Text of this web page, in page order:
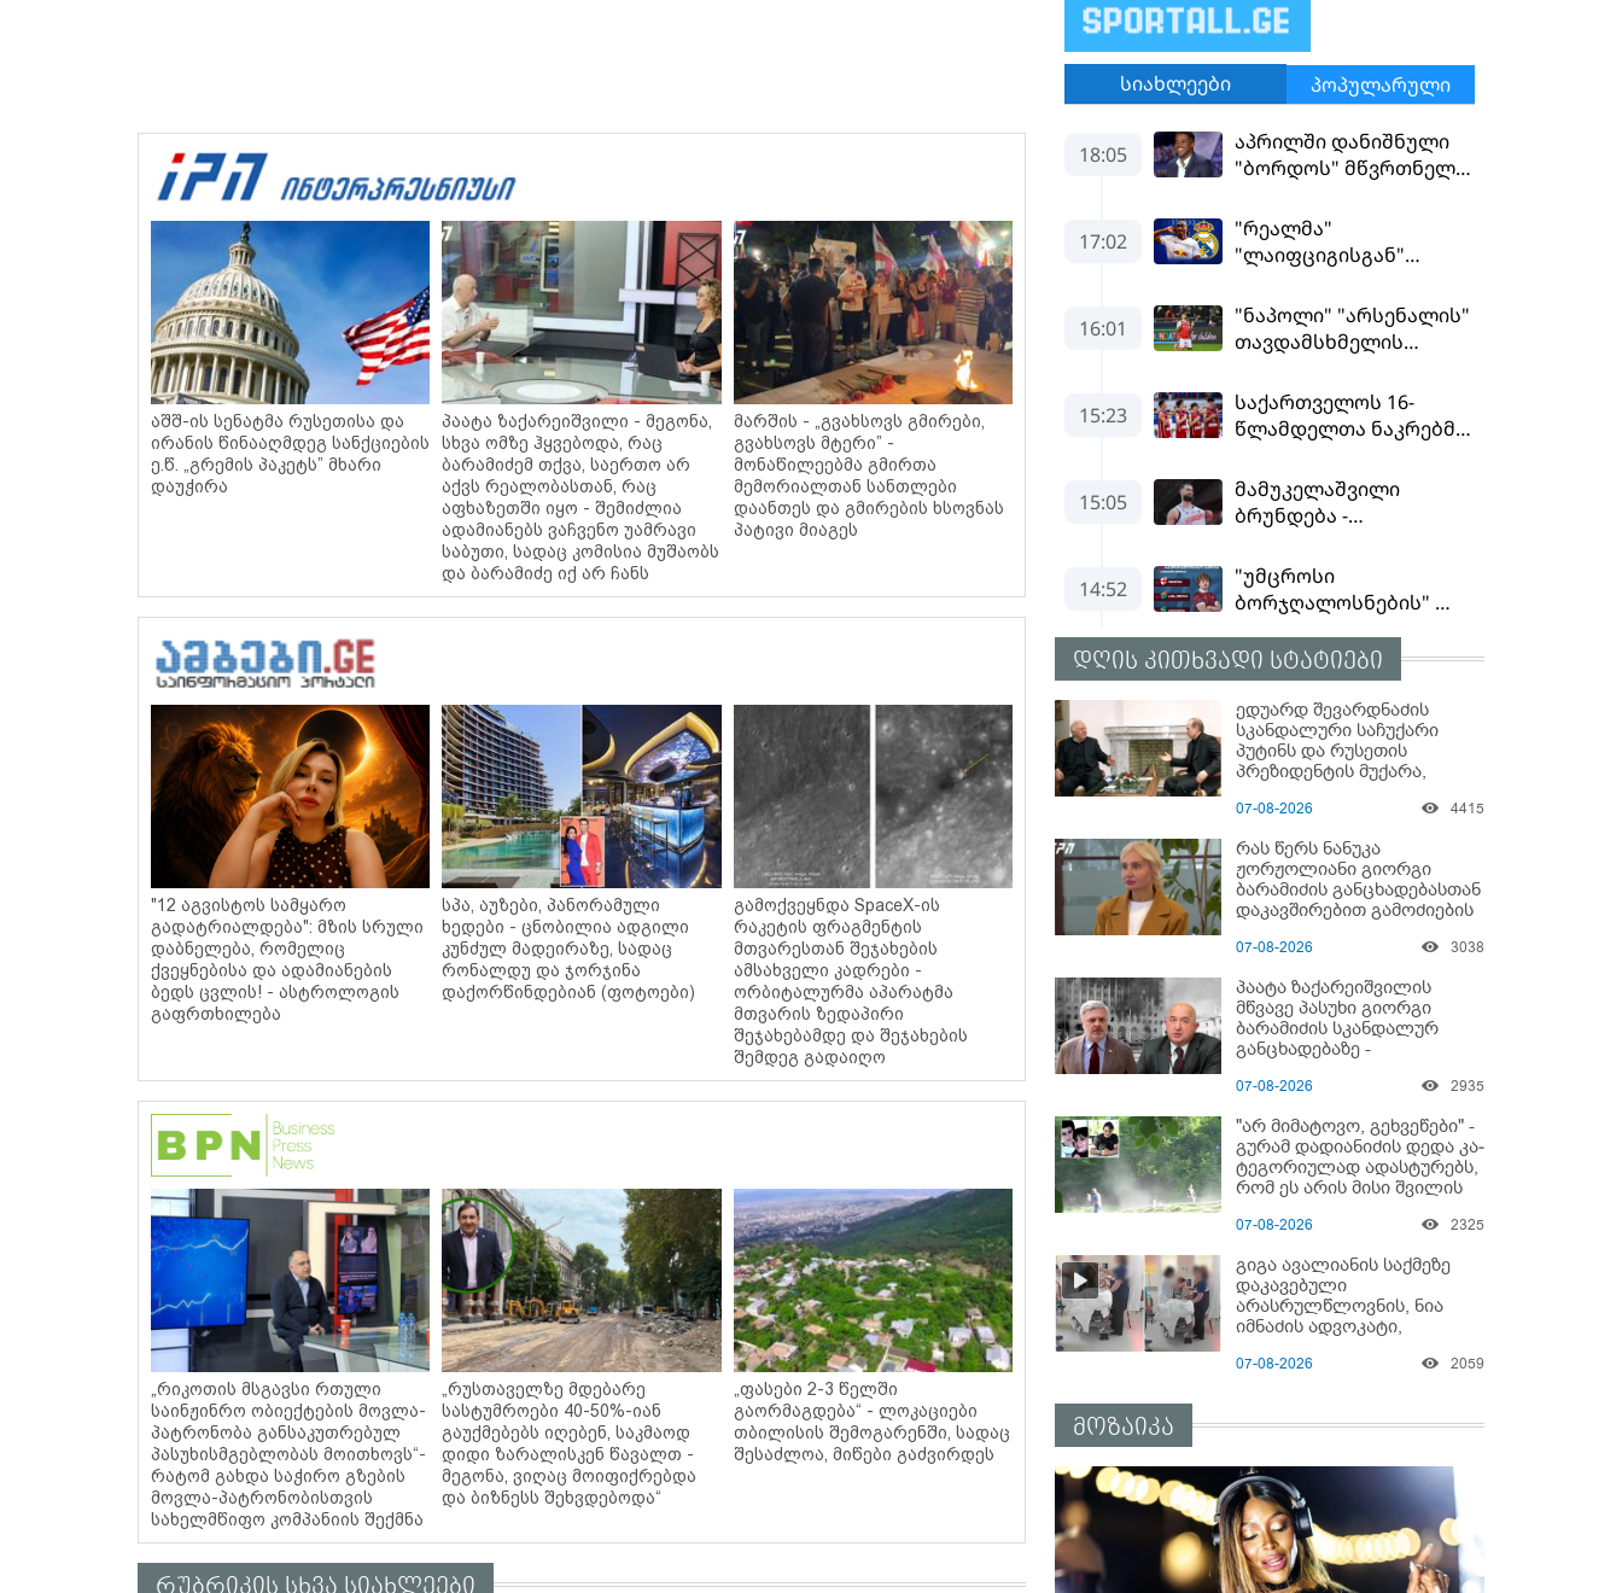
აშშ-ის სენატმა რუსეთისა და
ირანის წინააღმდეგ სანქციების
ე.წ. „გრემის პაკეტს” მხარი
დაუჭირა
პაატა ზაქარეიშვილი - მეგონა,
სხვა ომზე ჰყვებოდა, რაც
ბარამიძემ თქვა, საერთო არ
აქვს რეალობასთან, რაც
აფხაზეთში იყო - შემიძლია
ადამიანებს ვაჩვენო უამრავი
საბუთი, სადაც კომისია მუშაობს
და ბარამიძე იქ არ ჩანს
მარშის - „გვახსოვს გმირები,
გვახსოვს მტერი” -
მონაწილეებმა გმირთა
მემორიალთან სანთლები
დაანთეს და გმირების ხსოვნას
პატივი მიაგეს
"12 აგვისტოს სამყარო
გადატრიალდება": მზის სრული
დაბნელება, რომელიც
ქვეყნებისა და ადამიანების
ბედს ცვლის! - ასტროლოგის
გაფრთხილება
სპა, აუზები, პანორამული
ხედები - ცნობილია ადგილი
კუნძულ მადეირაზე, სადაც
რონალდუ და ჯორჯინა
დაქორწინდებიან (ფოტოები)
გამოქვეყნდა SpaceX-ის
რაკეტის ფრაგმენტის
მთვარესთან შეჯახების
ამსახველი კადრები -
ორბიტალურმა აპარატმა
მთვარის ზედაპირი
შეჯახებამდე და შეჯახების
შემდეგ გადაიღო
„რიკოთის მსგავსი რთული
საინჟინრო ობიექტების მოვლა-
პატრონობა განსაკუთრებულ
პასუხისმგებლობას მოითხოვს“-
რატომ გახდა საჭირო გზების
მოვლა-პატრონობისთვის
სახელმწიფო კომპანიის შექმნა
„რუსთაველზე მდებარე
სასტუმროები 40-50%-იან
გაუქმებებს იღებენ, საკმაოდ
დიდი ზარალისკენ წავალთ -
მეგონა, ვიღაც მოიფიქრებდა
და ბიზნესს შეხვდებოდა“
„ფასები 2-3 წელში
გაორმაგდება“ - ლოკაციები
თბილისის შემოგარენში, სადაც
შესაძლოა, მიწები გაძვირდეს
რუბრიკის სხვა სიახლეები
დღის კითხვადი სტატიები
ედუარდ შევარდნაძის
სკანდალური საჩუქარი
პუტინს და რუსეთის
პრეზიდენტის მუქარა,
აასრულა
07-08-2026 4415
რას წერს ნანუკა
ჟორჟოლიანი გიორგი
ბარამიძის განცხადებასთან
დაკავშირებით გამოძიების
07-08-2026 3038
პაატა ზაქარეიშვილის
მწვავე პასუხი გიორგი
ბარამიძის სკანდალურ
განცხადებაზე -
ვიცი... კამანში მოკლული
გადმოვასვენე... ბარამიძე
კი ტყუის"
07-08-2026 2935
"არ მიმატოვო, გეხვეწები" -
გუ­რა­მ დადიანიძის დედა კა­
ტე­გო­რი­უ­ლად ადას­ტუ­რებს,
რომ ეს არის მისი შვი­ლის
07-08-2026 2325
გიგა ავალიანის საქმეზე
დაკავებული
არასრულწლოვნის, ნია
იმნაძის ადვოკატი,
გადაღებულ კადრებს
07-08-2026 2059
მოზაიკა